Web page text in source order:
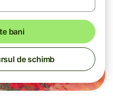
bani
de schimb